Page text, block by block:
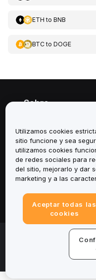
ETH to BNB
BTCto DOGE
Sobre
Servicios
Soporte
Productos
Legal
© 2025-2026 Bybit.eu.
Centro
Utilizamos cookies
sitio funcione y sea
utilizamos cookies
de redes sociales para
del sitio, mejorarlo y dar
marketing y a las
Aceptar todas las
cookies